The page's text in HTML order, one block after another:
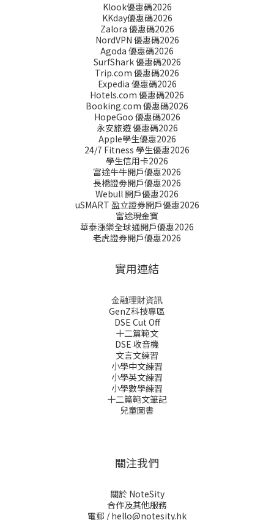
Klook優惠碼2026
KKday優惠碼2026
Zalora 優惠碼2026
NordVPN 優惠碼2026
Agoda 優惠碼2026
SurfShark 優惠碼2026
Trip.com 優惠碼2026
Expedia 優惠碼2026
Hotels.com 優惠碼2026
Booking.com 優惠碼2026
HopeGoo 優惠碼2026
永安旅遊 優惠碼2026
Apple學生優惠2026
24/7 Fitness 學生優惠2026
學生信用卡2026
富途牛牛開戶優惠2026
長橋證劵開戶優惠2026
Webull 開戶優惠2026
uSMART 盈立證券開戶優惠2026
富途現金寶
華泰漲樂全球通開戶優惠2026
老虎證券開戶優惠2026
實用連結
金融理財資訊
GenZ科技專區
DSE Cut Off
十二篇範文
DSE 收音機
文言文練習
小學中文練習
小學英文練習
小學數學練習
十二篇範文筆記
兒童圖書
關注我們
關於 NoteSity
合作及其他服務
電郵 /hello@notesity.hk